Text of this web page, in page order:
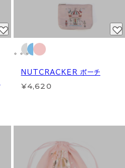
NUTCRACKER ポーチ
¥4,620